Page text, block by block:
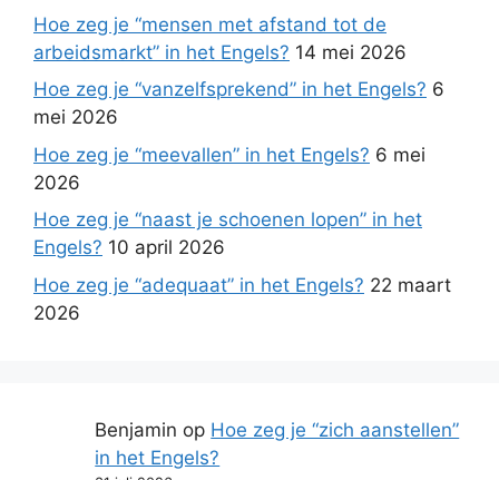
Hoe zeg je “mensen met afstand tot de
arbeidsmarkt” in het Engels? 14 mei 2026
Hoe zeg je “vanzelfsprekend” in het Engels? 6
mei 2026
Hoe zeg je “meevallen” in het Engels? 6 mei
2026
Hoe zeg je “naast je schoenen lopen” in het
Engels? 10 april 2026
Hoe zeg je “adequaat” in het Engels? 22 maart
2026
Benjamin op Hoe zeg je “zich aanstellen”
in het Engels?